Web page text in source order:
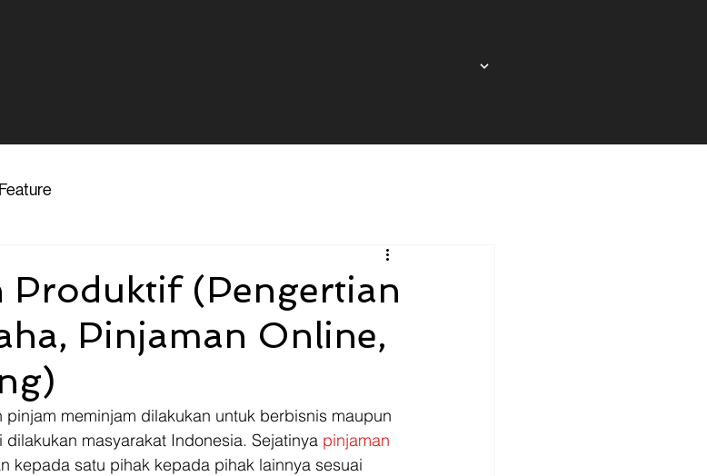
Produktif (Pengertian
Pinjaman Online,
meminjam dilakukan untuk berbisnis maupun
masyarakat Indonesia. Sejatinya pinjaman
kepada satu pihak kepada pihak lainnya sesuai